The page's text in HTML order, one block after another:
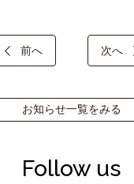
前へ 次へ
お知らせ一覧をみる
Follow us